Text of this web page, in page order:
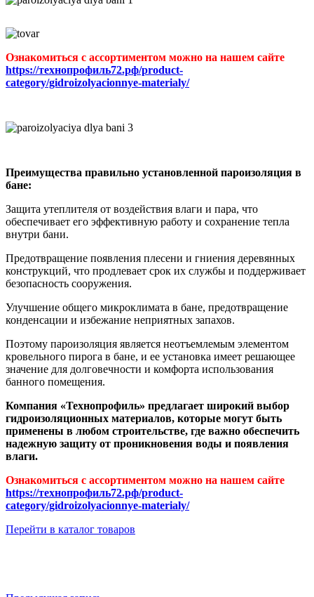
Ознакомиться с ассортиментом можно на нашем сайте
https://технопрофиль72.рф/product-
category/gidroizolyacionnye-materialy/
Преимущества правильно установленной пароизоляция в
бане:
Защита утеплителя от воздействия влаги и пара, что
обеспечивает его эффективную работу и сохранение тепла
внутри бани.
Предотвращение появления плесени и гниения деревянных
конструкций, что продлевает срок их службы и поддерживает
безопасность сооружения.
Улучшение общего микроклимата в бане, предотвращение
конденсации и избежание неприятных запахов.
Поэтому пароизоляция является неотъемлемым элементом
кровельного пирога в бане, и ее установка имеет решающее
значение для долговечности и комфорта использования
банного помещения.
Компания «Технопрофиль» предлагает широкий выбор
гидроизоляционных материалов, которые могут быть
применены в любом строительстве, где важно обеспечить
надежную защиту от проникновения воды и появления
влаги.
Ознакомиться с ассортиментом можно на нашем сайте
https://технопрофиль72.рф/product-
category/gidroizolyacionnye-materialy/
Перейти в каталог товаров